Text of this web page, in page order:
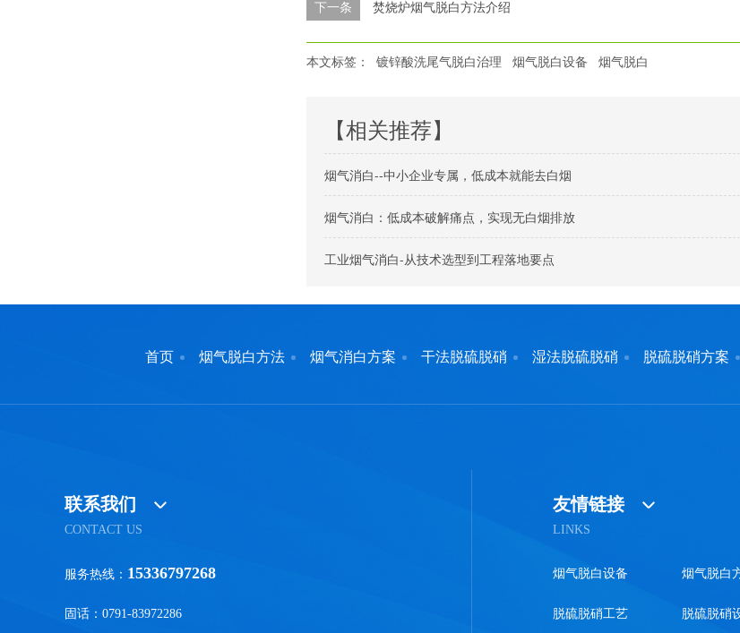
下一条 焚烧炉烟气脱白方法介绍
本文标签： 镀锌酸洗尾气脱白治理 烟气脱白设备 烟气脱白
【相关推荐】
烟气消白--中小企业专属，低成本就能去白烟
烟气消白：低成本破解痛点，实现无白烟排放
工业烟气消白-从技术选型到工程落地要点
首页 烟气脱白方法 烟气消白方案 干法脱硫脱硝 湿法脱硫脱硝 脱硫脱硝方案
联系我们
CONTACT US
服务热线： 15336797268
固话：0791-83972286
友情链接
LINKS
烟气脱白设备 烟气脱白
脱硫脱硝工艺 脱硫脱硝